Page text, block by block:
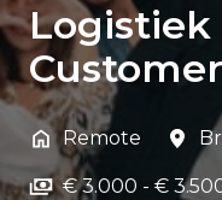
Logistiek
Remote
€ 3.000 - €